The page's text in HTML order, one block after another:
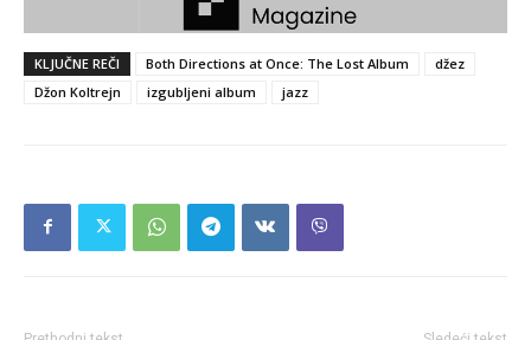
KLJUČNE REČI Both Directions at Once: The Lost Album
džez
Džon Koltrejn
izgubljeni album jazz